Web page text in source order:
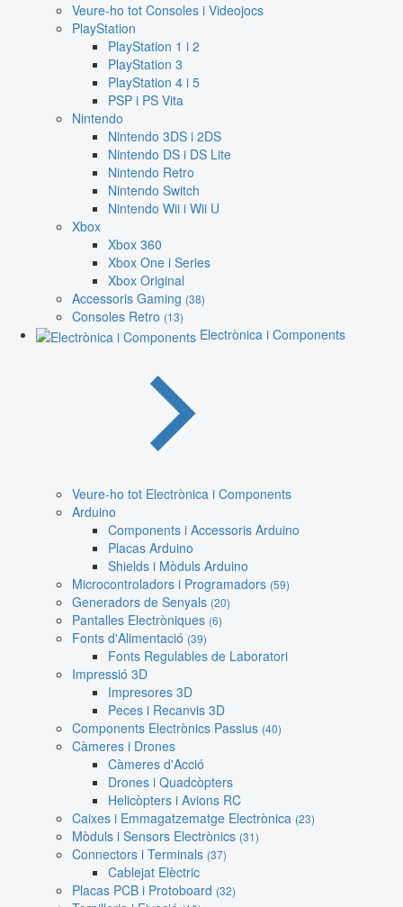
Veure-ho tot Consoles i Videojocs
PlayStation
PlayStation 1 i 2
PlayStation 3
PlayStation 4 i 5
PSP i PS Vita
Nintendo
Nintendo 3DS i 2DS
Nintendo DS i DS Lite
Nintendo Retro
Nintendo Switch
Nintendo Wii i Wii U
Xbox
Xbox 360
Xbox One i Series
Xbox Original
Accessoris Gaming (38)
Consoles Retro (13)
Electrònica i Components
Veure-ho tot Electrònica i Components
Arduino
Components i Accessoris Arduino
Placas Arduino
Shields i Mòduls Arduino
Microcontroladors i Programadors (59)
Generadors de Senyals (20)
Pantalles Electròniques (6)
Fonts d'Alimentació (39)
Fonts Regulables de Laboratori
Impressió 3D
Impresores 3D
Peces i Recanvis 3D
Components Electrònics Passius (40)
Càmeres i Drones
Càmeres d'Acció
Drones i Quadcòpters
Helicòpters i Avions RC
Caixes i Emmagatzematge Electrònica (23)
Mòduls i Sensors Electrònics (31)
Connectors i Terminals (37)
Cablejat Elèctric
Placas PCB i Protoboard (32)